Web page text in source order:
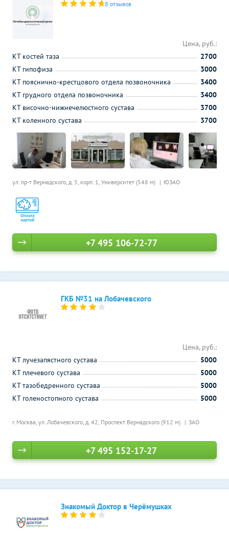
8 отзывов
ул. пр-т Вернадского, д. 5, корп. 1, Университет (548 м) ЮЗАО
Цена, руб.:
КТ костей таза
2700
КТ гипофиза
3000
КТ пояснично-крестцового отдела позвоночника
3400
КТ грудного отдела позвоночника
3400
КТ височно-нижнечелюстного сустава
3700
КТ коленного сустава
3700
+7 495 106-72-77
ГКБ №31 на Лобачевского
г. Москва, ул. Лобачевского, д. 42, Проспект Вернадского (912 м) ЗАО
Цена, руб.:
КТ лучезапястного сустава
5000
КТ плечевого сустава
5000
КТ тазобедренного сустава
5000
КТ голеностопного сустава
5000
+7 495 152-17-27
Знакомый Доктор в Черёмушках